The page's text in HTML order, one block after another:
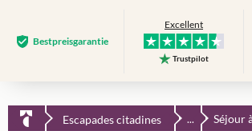
Bestpreis­garantie
Excellent
Trustpilot
Escapades citadines ... Séjour